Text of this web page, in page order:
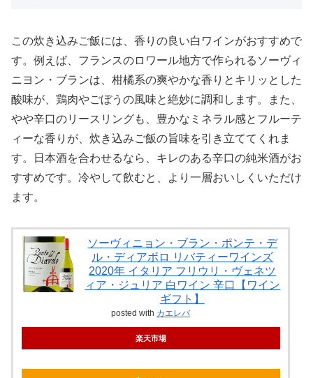
この炊き込みご飯には、香りの良い白ワインがおすすめで
す。例えば、フランスのロワール地方で作られるソーヴィ
ニヨン・ブランは、柑橘系の爽やかな香りとキリッとした
酸味が、鶏肉やごぼうの風味と絶妙に調和します。また、
やや辛口のリースリングも、豊かなミネラル感とフルーテ
ィーな香りが、炊き込みご飯の旨味を引き立ててくれま
す。日本酒を合わせるなら、キレのある辛口の純米酒がお
すすめです。冷やして飲むと、より一層おいしくいただけ
ます。
ソーヴィニョン・ブラン・ポンテ・デ
ル・ディアボロ リバティーワインズ
2020年 イタリア フリウリ・ヴェネツ
ィア・ジュリア 白ワイン 辛口【ワイン
ギフト】
posted with カエレバ
楽天市場